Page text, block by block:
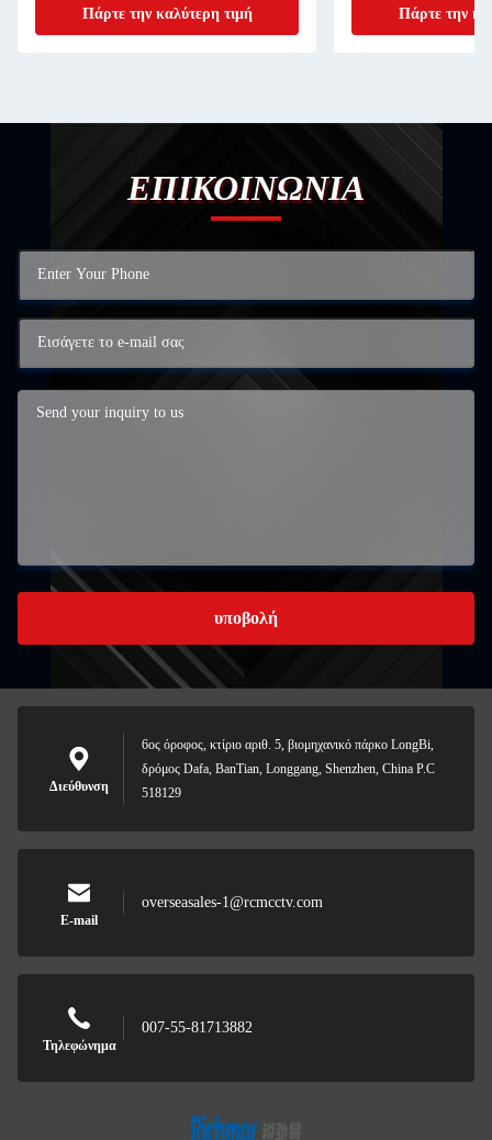
Πάρτε την καλύτερη τιμή Πάρτε την
ΕΠΙΚΟΙΝΩΝΙΑ
υποβολή
Διεύθυνση
6ος όροφος, κτίριο αριθ. 5, βιομηχανικό πάρκο LongBi,
δρόμος Dafa, BanTian, Longgang, Shenzhen, China P.C
518129
E-mail
overseasales-1@rcmcctv.com
Τηλεφώνημα
007-55-81713882